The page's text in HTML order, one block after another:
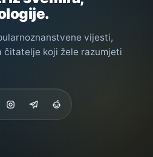
vijesti,
čitatelje koji žele razumjeti